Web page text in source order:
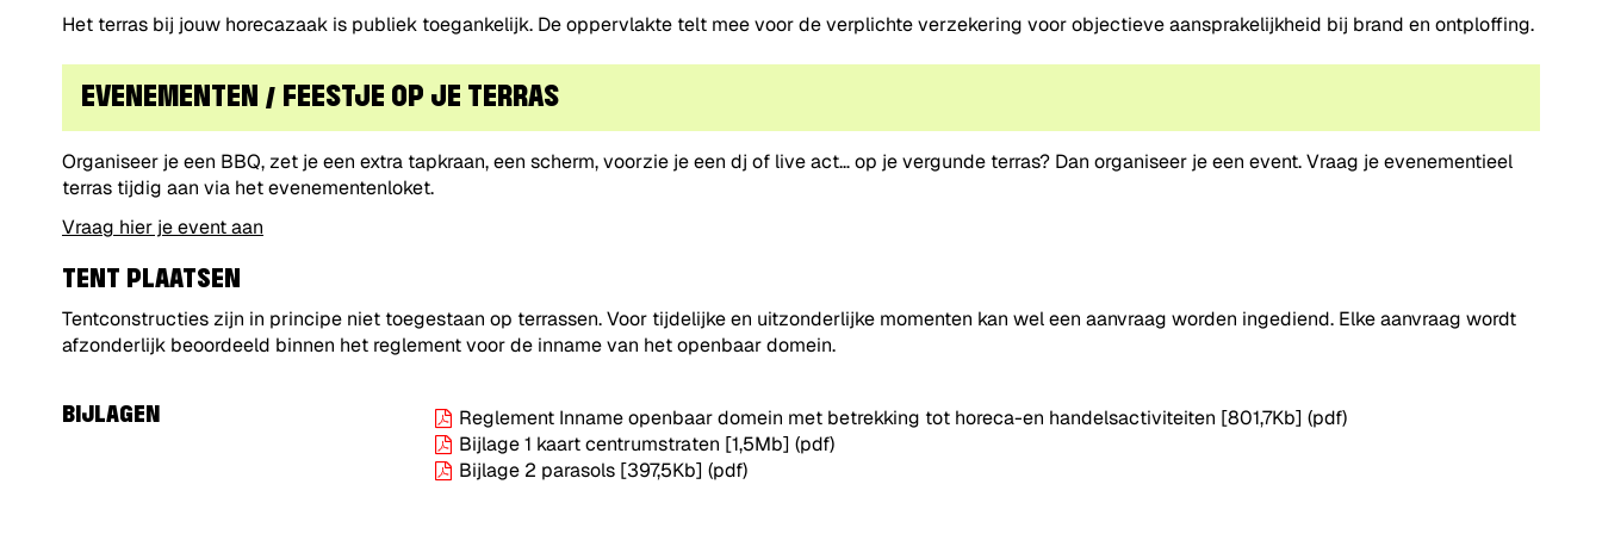
Het terras bij jouw horecazaak is publiek toegankelijk. De oppervlakte telt mee voor de verplichte verzekering voor objectieve aansprakelijkheid bij brand en ontploffing.
EVENEMENTEN / FEESTJE OP JE TERRAS
Organiseer je een BBQ, zet je een extra tapkraan, een scherm, voorzie je een dj of live act… op je vergunde terras? Dan organiseer je een event. Vraag je evenementieel
terras tijdig aan via het evenementenloket.
Vraag hier je event aan
TENT PLAATSEN
Tentconstructies zijn in principe niet toegestaan op terrassen. Voor tijdelijke en uitzonderlijke momenten kan wel een aanvraag worden ingediend. Elke aanvraag wordt
afzonderlijk beoordeeld binnen het reglement voor de inname van het openbaar domein.
BIJLAGEN Reglement Inname openbaar domein met betrekking tot horeca-en handelsactiviteiten [801,7Kb] (pdf)
Bijlage 1 kaart centrumstraten [1,5Mb] (pdf)
Bijlage 2 parasols [397,5Kb] (pdf)